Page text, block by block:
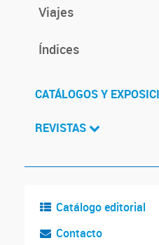
Viajes
Índices
CATÁLOGOS Y
REVISTAS
Catálogo editorial
Contacto